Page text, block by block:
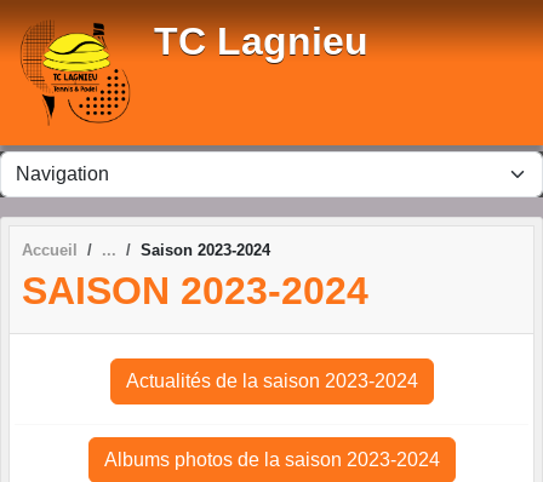
TC Lagnieu
Accueil Saison 2023-2024
SAISON 2023-2024
Actualités de la saison 2023-2024
Albums photos de la saison 2023-2024